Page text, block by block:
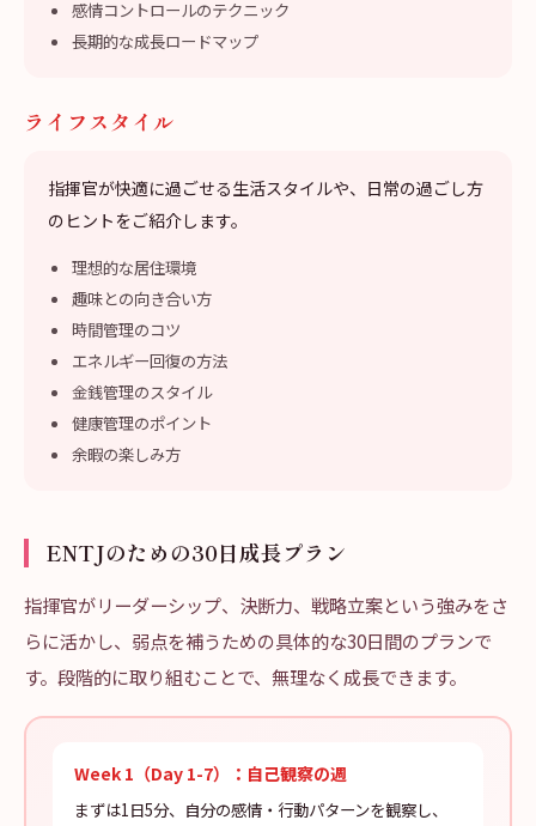
感情コントロールのテクニック
長期的な成長ロードマップ
ライフスタイル
指揮官が快適に過ごせる生活スタイルや、日常の過ごし方
のヒントをご紹介します。
理想的な居住環境
趣味との向き合い方
時間管理のコツ
エネルギー回復の方法
金銭管理のスタイル
健康管理のポイント
余暇の楽しみ方
ENTJのための30日成長プラン
指揮官がリーダーシップ、決断力、戦略立案という強みをさ
らに活かし、弱点を補うための具体的な30日間のプランで
す。段階的に取り組むことで、無理なく成長できます。
Week 1（Day 1-7）：自己観察の週
まずは1日5分、自分の感情・行動パターンを観察し、